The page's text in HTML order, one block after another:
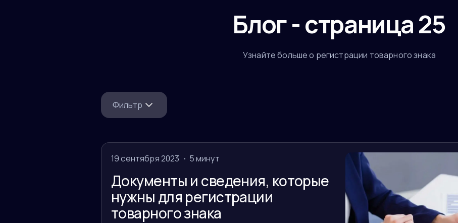
Блог - страница 25
Узнайте больше о регистрации товарного знака
Фильтр
19 сентября 2023 5 минут
Документы и сведения, которые
нужны для регистрации
товарного знака